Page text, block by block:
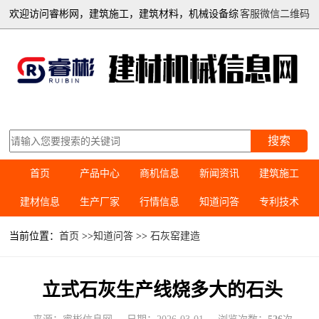
客服微信二维码
欢迎访问睿彬网，建筑施工，建筑材料，机械设备综
搜索
首页 产品中心 商机信息 新闻资讯 建筑施工
建材信息 生产厂家 行情信息 知道问答 专利技术
当前位置：首页 >>知道问答 >>石灰窑建造
立式石灰生产线烧多大的石头